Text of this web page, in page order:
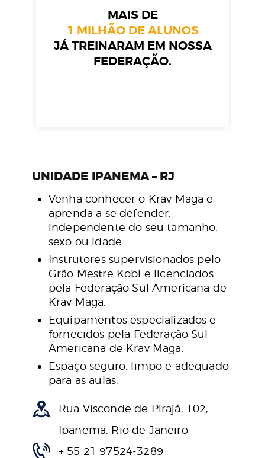
MAIS DE
1 MILHÃO DE ALUNOS
JÁ TREINARAM EM NOSSA
FEDERAÇÃO.
UNIDADE IPANEMA – RJ
Venha conhecer o Krav Maga e
aprenda a se defender,
independente do seu tamanho,
sexo ou idade.
Instrutores supervisionados pelo
Grão Mestre Kobi e licenciados
pela Federação Sul Americana de
Krav Maga.
Equipamentos especializados e
fornecidos pela Federação Sul
Americana de Krav Maga.
Espaço seguro, limpo e adequado
para as aulas.
Rua Visconde de Pirajá, 102,
Ipanema, Rio de Janeiro
+ 55 21 97524-3289